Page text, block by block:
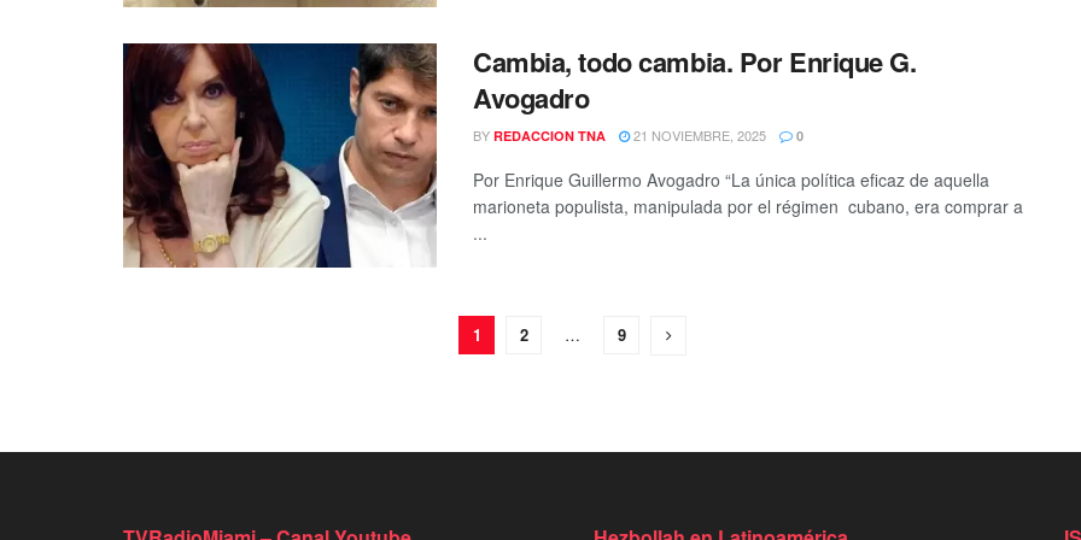
Cambia, todo cambia. Por Enrique G.
Avogadro
BY REDACCION TNA 21 NOVIEMBRE, 2025 0
Por Enrique Guillermo Avogadro “La única política eficaz de aquella
marioneta populista, manipulada por el régimen cubano, era comprar a
...
1 2 … 9